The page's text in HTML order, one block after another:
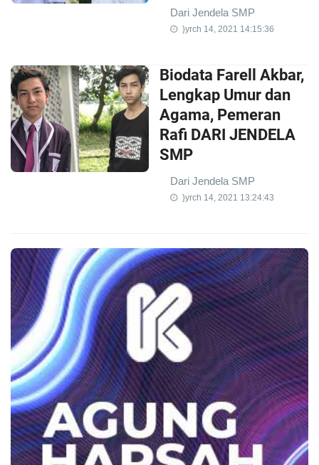
Dari Jendela SMP
}yrch 14, 2021 14:15:36
Biodata Farell Akbar,
Lengkap Umur dan
Agama, Pemeran
Rafi DARI JENDELA
SMP
Dari Jendela SMP
}yrch 14, 2021 13:24:43